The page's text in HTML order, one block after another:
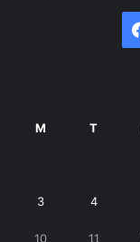
M T
3 4
10 11